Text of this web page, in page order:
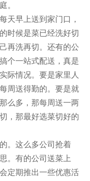
。
天早上送到家门口，
时候是菜已经洗好切
再洗再切。还有的公
个一站式配送，真是
际情况。要是家里人
周送得勤的。要是就
么多，那每周送一两
，那最好选菜切好的
。这么多公司抢着
。有的公司送菜上
定期推出一些优惠活